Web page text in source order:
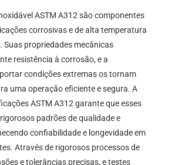
ASTM A312 são componentes
corrosivas e de alta temperatura
Suas propriedades mecânicas
resistência à corrosão, e a
condições extremas os tornam
uma operação eficiente e segura. A
ASTM A312 garante que esses
padrões de qualidade e
confiabilidade e longevidade em
Através de rigorosos processos de
e tolerâncias precisas, e testes